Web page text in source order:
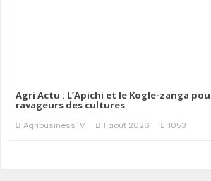
Agri Actu : L’Apichi et le Kogle-zanga
ravageurs des cultures
AgribusinessTV 1 août 2026 1053